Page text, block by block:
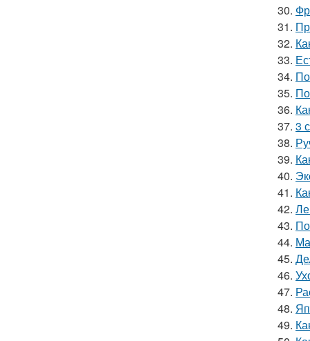
30.
31.
32.
33.
34.
35.
36.
37. 3
38.
39.
40.
41.
42.
43.
44.
45.
46.
47.
48.
49.